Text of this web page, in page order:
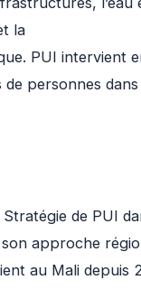
la
PUI intervient
de personnes
de PUI
approche
au Mali depuis